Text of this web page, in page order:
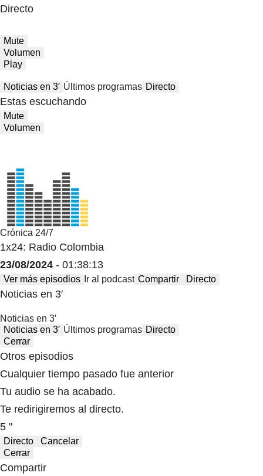
Directo
Mute
Volumen
Play
Noticias en 3′ Últimos programas Directo
Estas escuchando
Mute
Volumen
Crónica 24/7
1x24: Radio Colombia
23/08/2024 - 01:38:13
Ver más episodios Ir al podcast Compartir Directo
Noticias en 3′
Noticias en 3′
Noticias en 3′ Últimos programas Directo
Cerrar
Otros episodios
Cualquier tiempo pasado fue anterior
Tu audio se ha acabado.
Te redirigiremos al directo.
5 "
Directo
Cancelar
Cerrar
Compartir